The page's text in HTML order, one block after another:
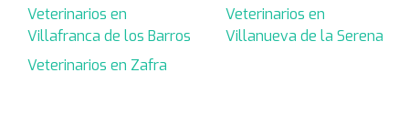
Veterinarios en
Villafranca de los Barros
Veterinarios en
Villanueva de la Serena
Veterinarios en Zafra